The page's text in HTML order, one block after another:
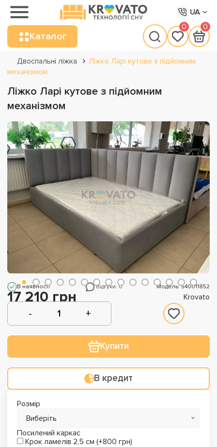
UA
Каталог
0 0
Двоспальні ліжка
Ліжко Ларі кутове з підйомним
механізмом
Ліжко Ларі кутове з підйомним
механізмом
В наявності Відгуки: 0 Модель: 540011852
17 210 грн Krovato
Купити
В кредит
Розмір
Виберіть
Посилений каркас
Крок ламелів 2,5 см (+800 грн)